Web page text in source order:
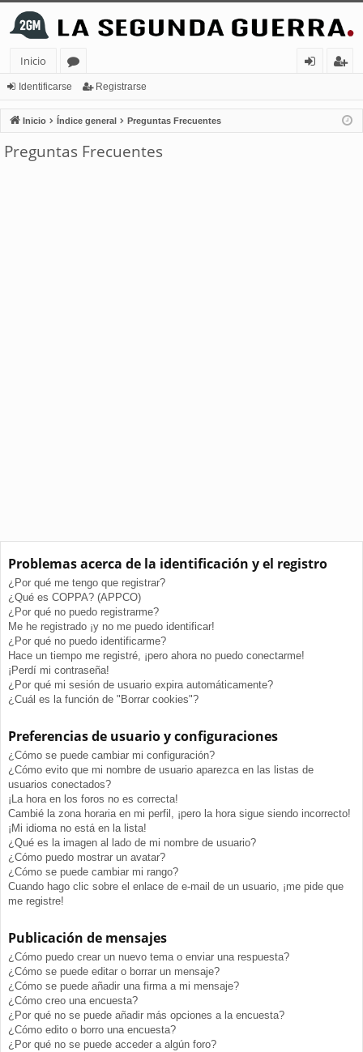
Inicio
or
os
nt
ifi
ist
ra
Identificarse Registrarse
Inicio Índice general Preguntas Frecuentes
Preguntas Frecuentes
Problemas acerca de la identificación y el registro
¿Por qué me tengo que registrar?
¿Qué es COPPA? (APPCO)
¿Por qué no puedo registrarme?
Me he registrado ¡y no me puedo identificar!
¿Por qué no puedo identificarme?
Hace un tiempo me registré, ¡pero ahora no puedo conectarme!
¡Perdí mi contraseña!
¿Por qué mi sesión de usuario expira automáticamente?
¿Cuál es la función de "Borrar cookies"?
Preferencias de usuario y configuraciones
¿Cómo se puede cambiar mi configuración?
¿Cómo evito que mi nombre de usuario aparezca en las listas de
usuarios conectados?
¡La hora en los foros no es correcta!
Cambié la zona horaria en mi perfil, ¡pero la hora sigue siendo incorrecto!
¡Mi idioma no está en la lista!
¿Qué es la imagen al lado de mi nombre de usuario?
¿Cómo puedo mostrar un avatar?
¿Cómo se puede cambiar mi rango?
Cuando hago clic sobre el enlace de e-mail de un usuario, ¡me pide que
me registre!
Publicación de mensajes
¿Cómo puedo crear un nuevo tema o enviar una respuesta?
¿Cómo se puede editar o borrar un mensaje?
¿Cómo se puede añadir una firma a mi mensaje?
¿Cómo creo una encuesta?
¿Por qué no se puede añadir más opciones a la encuesta?
¿Cómo edito o borro una encuesta?
¿Por qué no se puede acceder a algún foro?